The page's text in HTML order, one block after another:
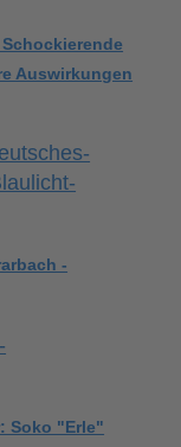
Auswirkungen
-
Soko "Erle"